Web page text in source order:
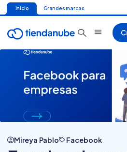
Inicio Grandes marcas
Mireya Pablo Facebook